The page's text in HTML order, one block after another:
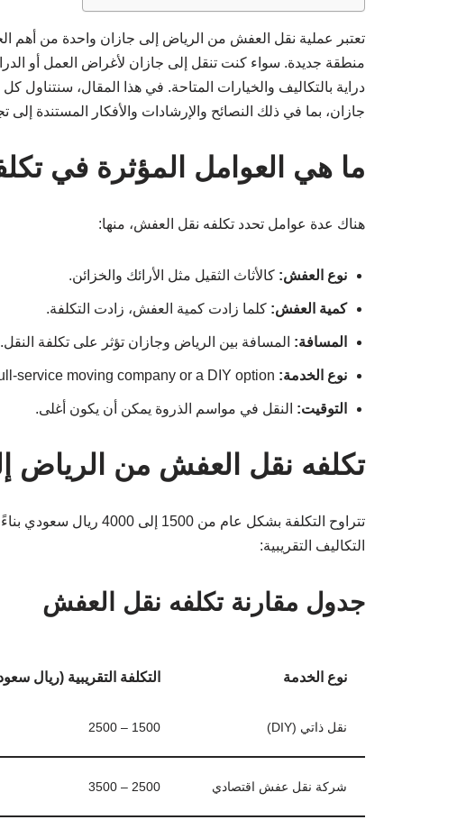
تعتبر عملية نقل العفش من الرياض إلى جازان واحدة من أهم
منطقة جديدة. سواء كنت تنقل إلى جازان لأغراض العمل أو
دراية بالتكاليف والخيارات المتاحة. في هذا المقال،
جازان، بما في ذلك النصائح والإرشادات والأفكار المستندة إلى
ما هي العوامل المؤثرة في
هناك عدة عوامل تحدد تكلفه نقل العفش، منها:
نوع العفش: كالأثاث الثقيل مثل الأرائك والخزائن.
كمية العفش: كلما زادت كمية العفش، زادت التكلفة.
المسافة: المسافة بين الرياض وجازان تؤثر على تكلفة النقل.
نوع الخدمة:
التوقيت: النقل في مواسم الذروة يمكن أن يكون أغلى.
تكلفه نقل العفش من الرياض
تتراوح التكلفة بشكل عام
التكاليف التقريبية:
جدول مقارنة تكلفه نقل العفش
نوع الخدمة التكلفة التقريبية (ريال
نقل ذاتي (DIY) 1500 – 2500
شركة نقل عفش اقتصادي 2500 – 3500